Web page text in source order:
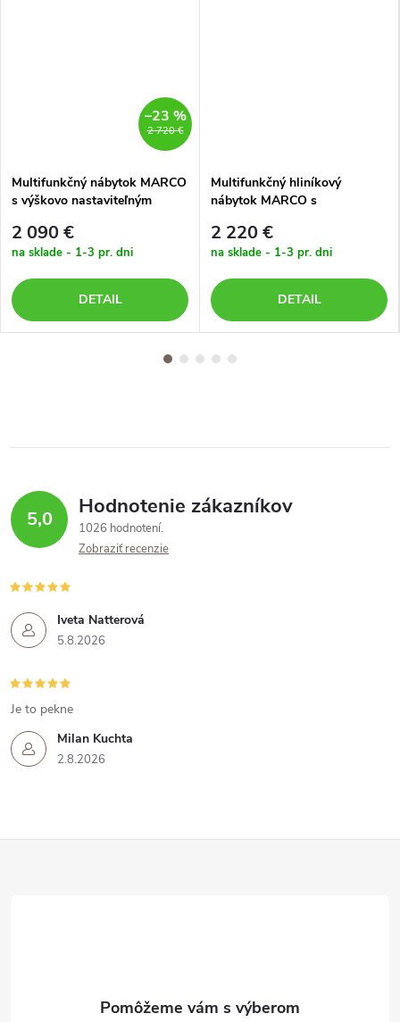
2 720 €
–23 %
Multifunkčný nábytok MARCO
s výškovo nastaviteľným
poduškami
2 090 €
na sklade - 1-3 pr. dni
DETAIL
Multifunkčný hliníkový
nábytok MARCO s
2 220 €
na sklade - 1-3 pr. dni
DETAIL
5,0 Hodnotenie zákazníkov
1026 hodnotení
Zobraziť recenzie
Iveta Natterová
5.8.2026
Milan Kuchta
2.8.2026
Je to pekne